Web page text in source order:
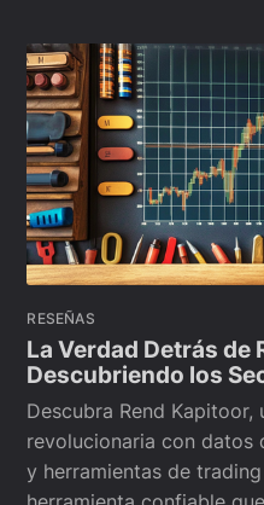
RESEÑAS
La Verdad Detrás de
Descubriendo los
Descubra Rend Kapitoor,
revolucionaria con datos
y herramientas de